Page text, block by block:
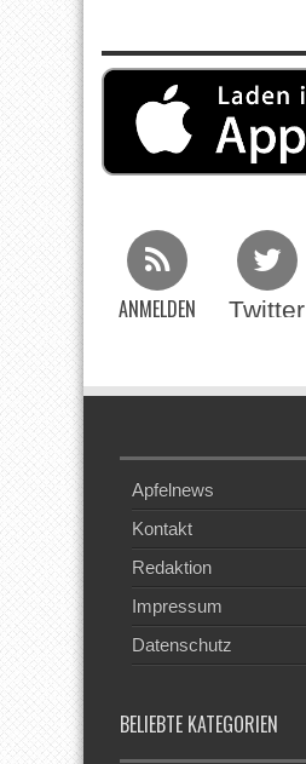
ANMELDEN Twitter
Apfelnews
Kontakt
Redaktion
Impressum
Datenschutz
BELIEBTE KATEGORIEN